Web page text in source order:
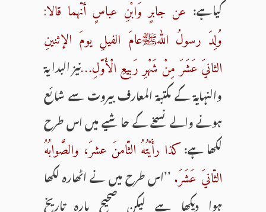
کیاہے: عن جابرٍ وَابْنِ عباسٍ أنّهما قالا:
وُلِدَ رسولُ اللهﷺعامَ الفیلِ یومَ الإثنینِ
الثانيَ عَشَرَ مِنْ شَهْرِ رَبِیعِ الْأَوّلِ…نیز البدا یۃ
والنہایۃ کے مکتبۃ المعارف بیروت سے شائع
ہونے والے نسخے کے حا شیے میں اس طرح
لکھا ہے:کذا رأَیْتُهُ الثّامنَ عشرَ، والصَّوابُهُ
الثّانيَ عَشَرَ.’’اس طرح میں نے اٹھارہ لکھا
ہوا دیکھا ہے لیکن صحیح بارہ تاریخ